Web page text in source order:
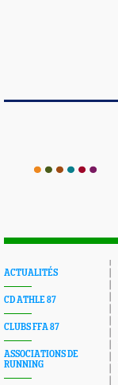
ACTUALITÉS
CD ATHLE 87
CLUBS FFA 87
ASSOCIATIONS DE
RUNNING